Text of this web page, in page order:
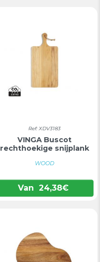
Ref: XDV3183
VINGA Buscot
rechthoekige snijplank
WOOD
Van 24,38€